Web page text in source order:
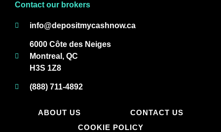
Contact our brokers
info@depositmycashnow.ca
6000 Côte des Neiges
Montreal, QC
H3S 1Z8
(888) 711-4892
ABOUT US
CONTACT US
COOKIE POLICY